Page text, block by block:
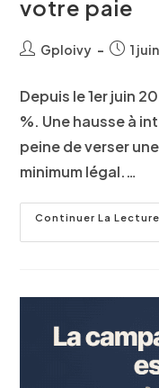
votre paie
Gploivy 1
Depuis le 1er juin
%. Une hausse à
peine de verser
minimum légal.…
Continuer La Lecture